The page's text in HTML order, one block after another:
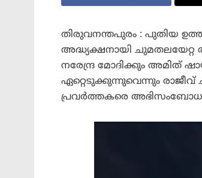
തിരുവനന്തപുരം : പുതിയ
അദ്ധ്യക്ഷനായി ചുമതലയേറ്റ
നരേന്ദ്ര മോദിക്കും അമിത്
ഏറ്റെടുക്കുന്നുവെന്നും
പ്രവർത്തകരെ